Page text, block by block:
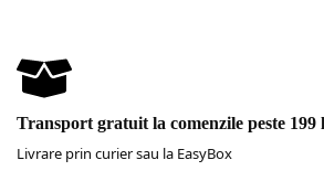
Transport gratuit la comenzile peste 199
Livrare prin curier sau la EasyBox